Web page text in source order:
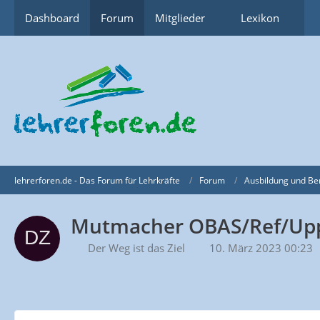
Dashboard Forum Mitglieder Lexikon
lehrerforen.de - Das Forum für Lehrkräfte Forum Ausbildung und
Mutmacher OBAS/Ref/
Der Weg ist das Ziel 10. März 2023 00:23